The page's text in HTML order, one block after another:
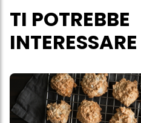
TI POTREBBE